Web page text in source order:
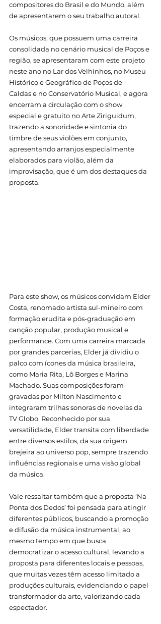
compositores do Brasil e do Mundo, além
de apresentarem o seu trabalho autoral.
Os músicos, que possuem uma carreira
consolidada no cenário musical de Poços e
região, se apresentaram com este projeto
neste ano no Lar dos Velhinhos, no Museu
Histórico e Geográfico de Poços de
Caldas e no Conservatório Musical, e agora
encerram a circulação com o show
especial e gratuito no Arte Ziriguidum,
trazendo a sonoridade e sintonia do
timbre de seus violões em conjunto,
apresentando arranjos especialmente
elaborados para violão, além da
improvisação, que é um dos destaques da
proposta.
Para este show, os músicos convidam Elder
Costa, renomado artista sul-mineiro com
formação erudita e pós-graduação em
canção popular, produção musical e
performance. Com uma carreira marcada
por grandes parcerias, Elder já dividiu o
palco com ícones da música brasileira,
como Maria Rita, Lô Borges e Marina
Machado. Suas composições foram
gravadas por Milton Nascimento e
integraram trilhas sonoras de novelas da
TV Globo. Reconhecido por sua
versatilidade, Elder transita com liberdade
entre diversos estilos, da sua origem
brejeira ao universo pop, sempre trazendo
influências regionais e uma visão global
da música.
Vale ressaltar também que a proposta ‘Na
Ponta dos Dedos’ foi pensada para atingir
diferentes públicos, buscando a promoção
e difusão da música instrumental, ao
mesmo tempo em que busca
democratizar o acesso cultural, levando a
proposta para diferentes locais e pessoas,
que muitas vezes têm acesso limitado a
produções culturais, evidenciando o papel
transformador da arte, valorizando cada
espectador.